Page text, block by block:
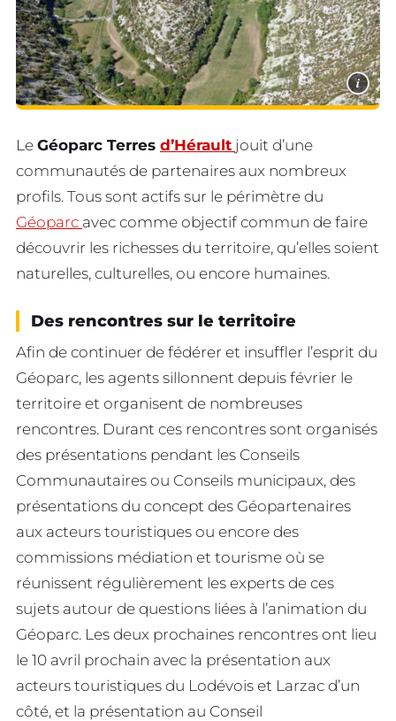
i
Le Géoparc Terres d’Hérault jouit d’une
communautés de partenaires aux nombreux
profils. Tous sont actifs sur le périmètre du
Géoparc avec comme objectif commun de faire
découvrir les richesses du territoire, qu’elles soient
naturelles, culturelles, ou encore humaines.
Des rencontres sur le territoire
Afin de continuer de fédérer et insuffler l’esprit du
Géoparc, les agents sillonnent depuis février le
territoire et organisent de nombreuses
rencontres. Durant ces rencontres sont organisés
des présentations pendant les Conseils
Communautaires ou Conseils municipaux, des
présentations du concept des Géopartenaires
aux acteurs touristiques ou encore des
commissions médiation et tourisme où se
réunissent régulièrement les experts de ces
sujets autour de questions liées à l’animation du
Géoparc. Les deux prochaines rencontres ont lieu
le 10 avril prochain avec la présentation aux
acteurs touristiques du Lodévois et Larzac d’un
côté, et la présentation au Conseil